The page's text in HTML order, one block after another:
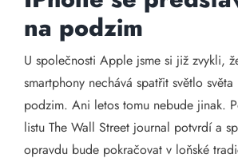
na podzim
U společnosti Apple jsme si již zvykli,
smartphony nechává spatřit světlo
podzim. Ani letos tomu nebude jinak.
listu The Wall Street journal potvrdí a
opravdu bude pokračovat v loňské